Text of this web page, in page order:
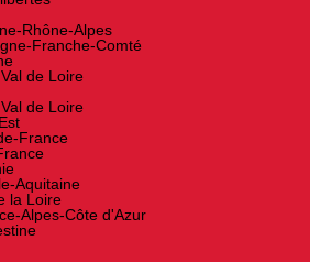
Rhône-Alpes
Franche-Comté
de Loire
de Loire
France
Aquitaine
la Loire
Alpes-Côte d'Azur